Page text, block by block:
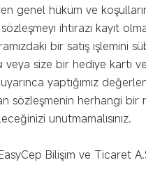
genel hüküm ve
ihtirazı kayıt
bir satış işlemini
size bir hediye kartı
yaptığımız
sözleşmenin herhangi
unutmamalısınız.
(EasyCep Bilişim ve Ticaret